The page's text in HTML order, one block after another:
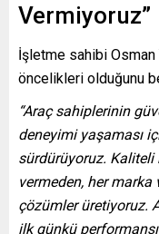
Vermiyoruz”
İşletme sahibi Osman
öncelikleri olduğunu
“Araç sahiplerinin
deneyimi yaşaması
sürdürüyoruz. Kaliteli
vermeden, her
çözümler üretiyoruz.
ilk günkü